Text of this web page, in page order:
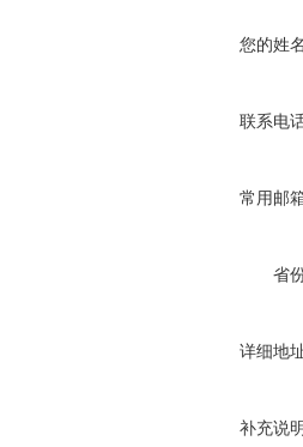
您的姓
联系电
常用邮
省
详细地
补充说